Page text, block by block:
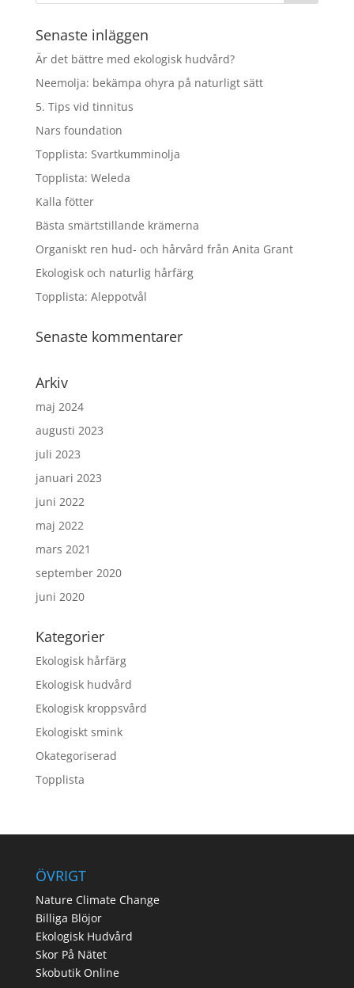
Senaste inläggen
Är det bättre med ekologisk hudvård?
Neemolja: bekämpa ohyra på naturligt sätt
5. Tips vid tinnitus
Nars foundation
Topplista: Svartkumminolja
Topplista: Weleda
Kalla fötter
Bästa smärtstillande krämerna
Organiskt ren hud- och hårvård från Anita Grant
Ekologisk och naturlig hårfärg
Topplista: Aleppotvål
Senaste kommentarer
Arkiv
maj 2024
augusti 2023
juli 2023
januari 2023
juni 2022
maj 2022
mars 2021
september 2020
juni 2020
Kategorier
Ekologisk hårfärg
Ekologisk hudvård
Ekologisk kroppsvård
Ekologiskt smink
Okategoriserad
Topplista
ÖVRIGT
Nature Climate Change
Billiga Blöjor
Ekologisk Hudvård
Skor På Nätet
Skobutik Online